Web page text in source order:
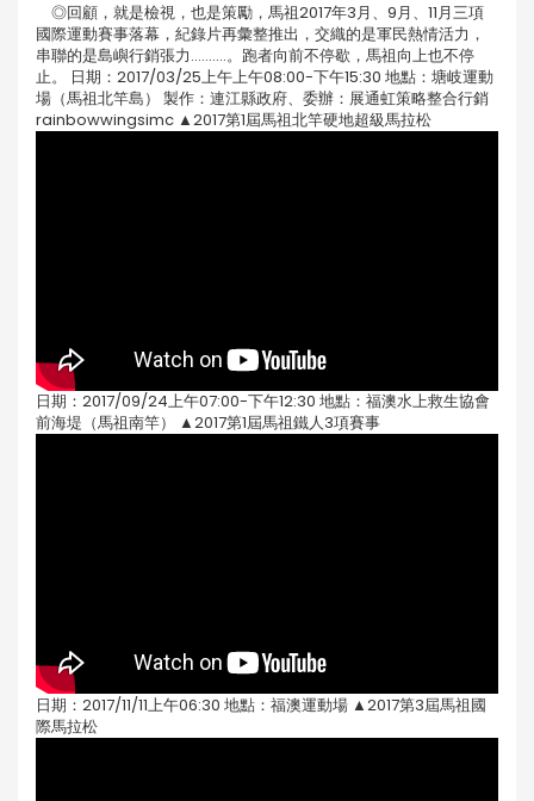
◎回顧，就是檢視，也是策勵，馬祖2017年3月、9月、11月三項
國際運動賽事落幕，紀錄片再彙整推出，交織的是軍民熱情活力，
串聯的是島嶼行銷張力..........。跑者向前不停歇，馬祖向上也不停
止。 日期：2017/03/25上午上午08:00-下午15:30 地點：塘岐運動
場（馬祖北竿島） 製作：連江縣政府、委辦：展通虹策略整合行銷
rainbowwingsimc ▲2017第1屆馬祖北竿硬地超級馬拉松
日期：2017/09/24上午07:00-下午12:30 地點：福澳水上救生協會
前海堤（馬祖南竿） ▲2017第1屆馬祖鐵人3項賽事
日期：2017/11/11上午06:30 地點：福澳運動場 ▲2017第3屆馬祖國
際馬拉松